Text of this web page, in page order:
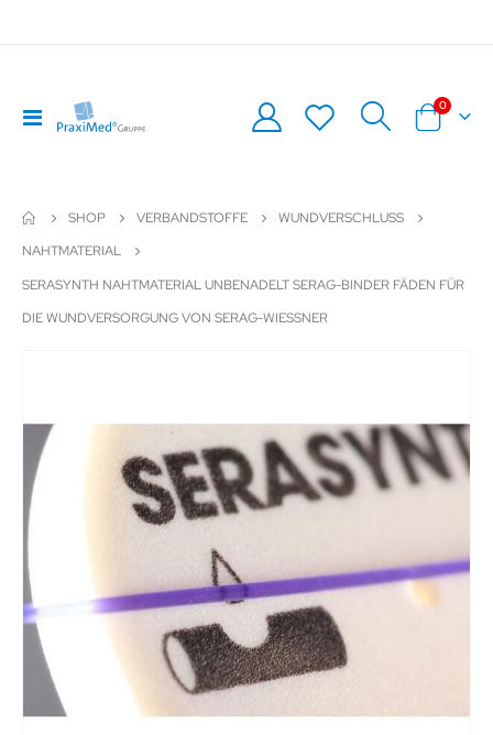
Navigation
umschalten
Warenkorb
0Artikel
SHOP VERBANDSTOFFE
WUNDVERSCHLUSS
NAHTMATERIAL
SERASYNTH NAHTMATERIAL UNBENADELT SERAG-BINDER FÄDEN FÜR
DIE WUNDVERSORGUNG VON SERAG-WIESSNER
Bildergalerie
springen